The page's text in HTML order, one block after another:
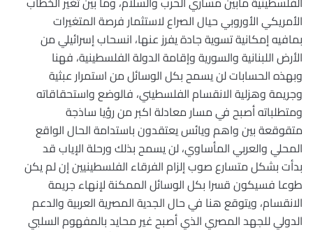
الأمريكي الأوروبي حيال الصراع لاستثمار فرصة المتغيرات
بمافيه إمكانية تسوية جادة يفرز عنها، انسحاب إسرائيلي من
الأرض اللبنانية والسورية وإقامة الدولة الفلسطينية، فهنا
وبهذه الحسابات لن يسمح بكل الوسائل من استمرار عبثية
وجريمة وهزلية الانقسام الفلسطيني، فالوضع واستحقاقاته
ومتطلباته أصبح في مسار معادلة اكبر من رؤيا ساذجة
متقوقعة بين واهم ويائس يعتقدون باستدامة الحال الواقع
المحلي والعربي المأساوي، لن يسمح بذلك ورحلة الإياب قد
بدأت بشكل متسارع صوب إلزام الفرقاء الفلسطينيين إن لم يكن
طوعا فسيكون قسرا بكل الوسائل الممكنة لإنهاء جريمة
الانقسام، ويتوقع هنا في حال الجدية المصرية العربية والدعم
الدولي للجهد المصري الذي أصبح غير محايد بالمفهوم السلبي